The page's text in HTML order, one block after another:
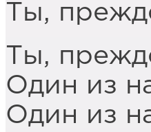
Ты,
Ты,
Один из
Один из